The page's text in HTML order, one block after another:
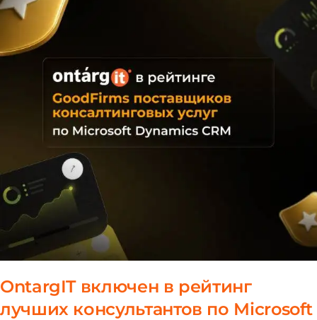
OntargIT включен в рейтинг
лучших консультантов по Microsoft